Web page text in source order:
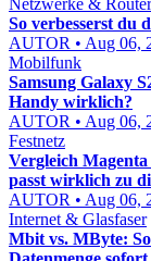
Netzwerke & Router
So verbesserst du
AUTOR • Aug 06,
Mobilfunk
Samsung Galaxy
Handy wirklich?
AUTOR • Aug 06,
Festnetz
Vergleich
passt wirklich zu
AUTOR • Aug 06,
Internet & Glasfaser
Mbit vs. MByte: